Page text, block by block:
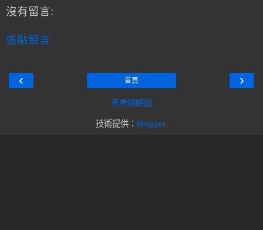
沒有留言:
張貼留言
‹ ›
首頁
查看網路版
技術提供： Blogger.